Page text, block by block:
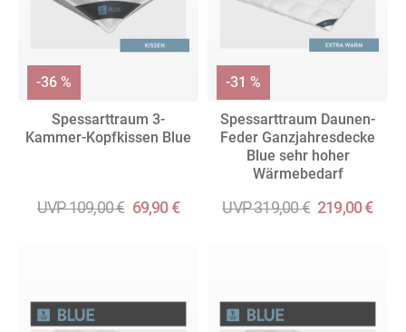
Spessarttraum 3-
Kammer-Kopfkissen Blue
UVP 109,00 € 69,90 €
-36 %
Spessarttraum Daunen-
Feder Ganzjahresdecke
Blue sehr hoher
Wärmebedarf
UVP 319,00 € 219,00 €
-31 %